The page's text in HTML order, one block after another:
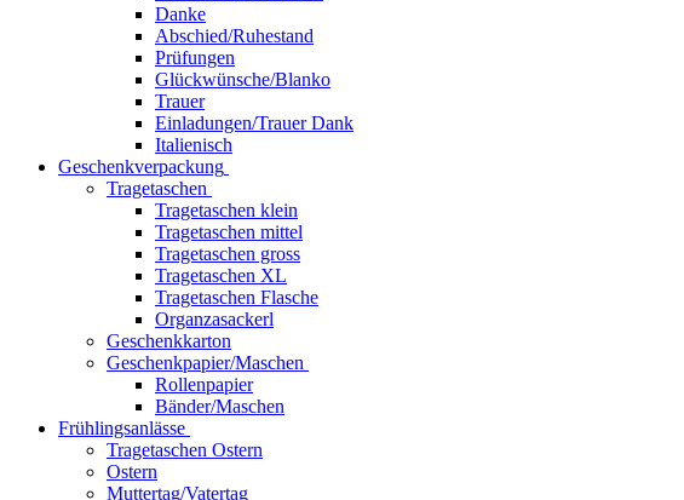
Danke
Abschied/Ruhestand
Prüfungen
Glückwünsche/Blanko
Trauer
Einladungen/Trauer Dank
Italienisch
Geschenkverpackung
Tragetaschen
Tragetaschen klein
Tragetaschen mittel
Tragetaschen gross
Tragetaschen XL
Tragetaschen Flasche
Organzasackerl
Geschenkkarton
Geschenkpapier/Maschen
Rollenpapier
Bänder/Maschen
Frühlingsanlässe
Tragetaschen Ostern
Ostern
Muttertag/Vatertag